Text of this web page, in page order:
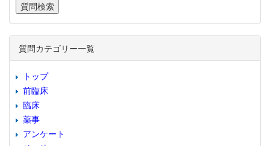
質問カテゴリー一覧
トップ
前臨床
臨床
薬事
アンケート